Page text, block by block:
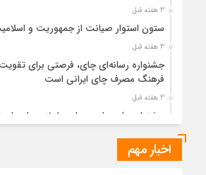
3 هفته قبل
ستون استوار صیانت از جمهوریت و
3 هفته قبل
جشنواره رسانه‌ای چای، فرصتی برای
فرهنگ مصرف چای ایرانی است
3 هفته قبل
جشنواره ملی چای، حمایت از لاهیجان یا
4 هفته قبل
اخبار مهم